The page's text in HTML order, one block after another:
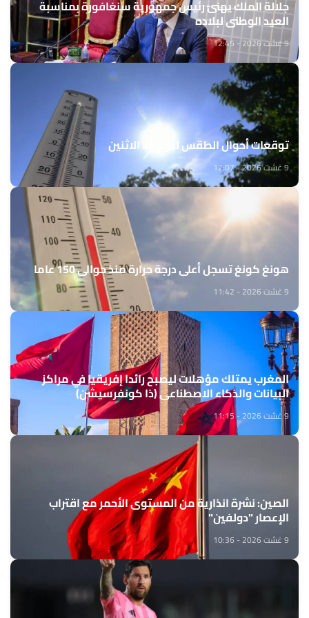
جلالة الملك يهنئ رئيس جمهورية سنغافورة بمناسبة
العيد الوطني لبلاده
9 غشت 2026 - 12:45
توقعات أحوال الطقس ليوم غد الاثنين
9 غشت 2026 - 12:07
هونغ كونغ تسجل أعلى درجة حرارة منذ حوالي 150 عاما
9 غشت 2026 - 11:42
المغرب يمتلك مؤهلات ليصبح رائدا إفريقيا في مراكز
البيانات والذكاء الاصطناعي (ذا كونفرسيشن)
9 غشت 2026 - 11:15
الصين: نشرة انذارية من المستوى الأحمر مع اقتراب
الإعصار "دولفين"
9 غشت 2026 - 10:36